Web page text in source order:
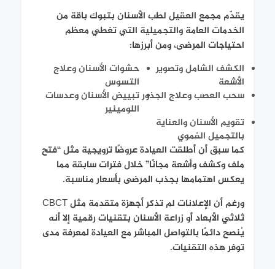
يقدّم مجمع العقيل لطب الأسنان بتبوك باقة من
الخدمات العامة والتجميلية التي تغطي معظم
احتياجات المرضى، ومن أبرزها:
الكشف الشامل وتصوير
الأشعة
حشوات الأسنان وعلاج
التسوس
سحب العصب وعلاج الجذورتبييض الأسنان وعدسات
اللومينير
تقويم الأسنان والعناية
بالتجميل الفموي
كما سبق أن أطلقت العيادة عروضًا ترويجية مثل “فتح
ملف وكشف وأشعة مجانًا” خلال فترات سابقة مما
يعكس اهتمامها بجذب المرضى بأسعار مناسبة.
ورغم أن الإعلانات لم تذكر أجهزة متقدمة مثل CBCT
ثلاثي الأبعاد أو زراعة الأسنان بتقنيات رقمية إلا أنه
يُنصح دائمًا بالتواصل المباشر مع العيادة لمعرفة مدى
توفر هذه التقنيات.